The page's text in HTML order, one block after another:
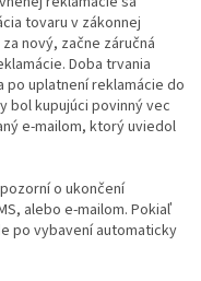
tovaru v zákonnej
nový, začne záručná
Doba trvania
po uplatnení reklamácie do
bol kupujúci povinný vec
e-mailom, ktorý uviedol
o ukončení
alebo e-mailom. Pokiaľ
po vybavení automaticky